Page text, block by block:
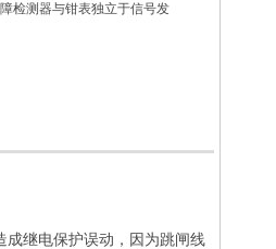
检测器与钳表独立于信号发
继电保护误动，因为跳闸线